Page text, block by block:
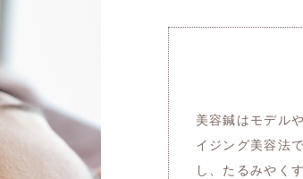
美容鍼はモデル
イジング美容法
し、たるみやく